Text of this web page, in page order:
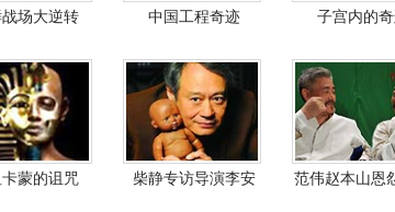
场大逆转 中国工程奇迹 子宫内的
卡蒙的诅咒 柴静专访导演李安 范伟赵本山恩